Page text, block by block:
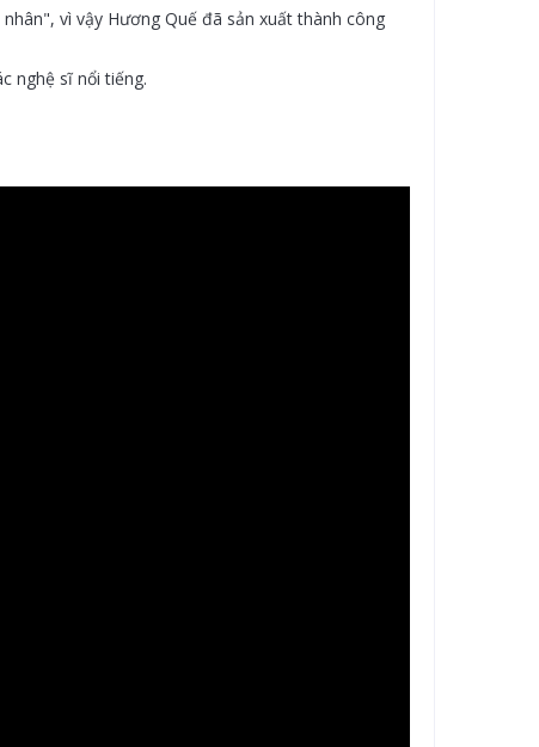
vì vậy Hương Quế đã sản xuất thành công
nghệ sĩ nổi tiếng.